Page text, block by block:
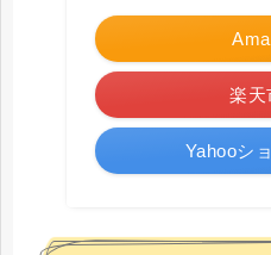
楽天
Yahooシ